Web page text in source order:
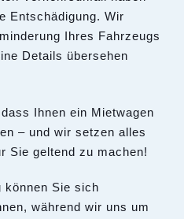
Entschädigung. Wir
Ihres Fahrzeugs
Details übersehen
Ihnen ein Mietwagen
– und wir setzen alles
Sie geltend zu machen!
können Sie sich
während wir uns um